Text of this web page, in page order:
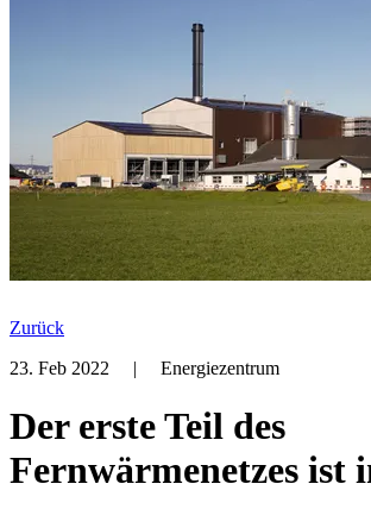
Zurück
23. Feb 2022
| Energiezentrum
Der erste Teil des
Fernwärmenetzes ist